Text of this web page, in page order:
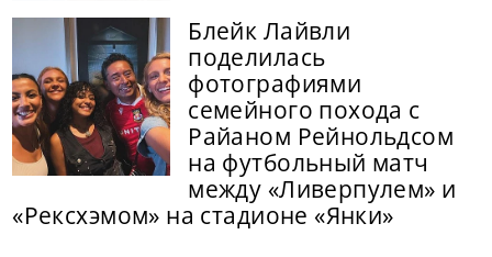
Блейк Лайвли
поделилась
фотографиями
семейного похода с
Райаном Рейнольдсом
на футбольный матч
между «Ливерпулем» и
«Рексхэмом» на стадионе «Янки»